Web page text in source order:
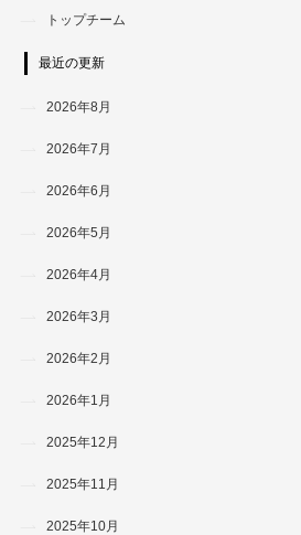
トップチーム
最近の更新
2026年8月
2026年7月
2026年6月
2026年5月
2026年4月
2026年3月
2026年2月
2026年1月
2025年12月
2025年11月
2025年10月